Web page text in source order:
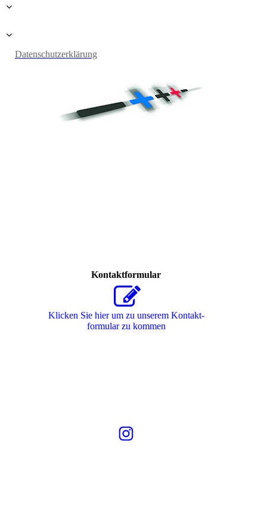
Datenschutzerklärung
Kontaktformular
Klicken Sie hier um zu unserem Kon­takt­
for­mu­lar zu kommen